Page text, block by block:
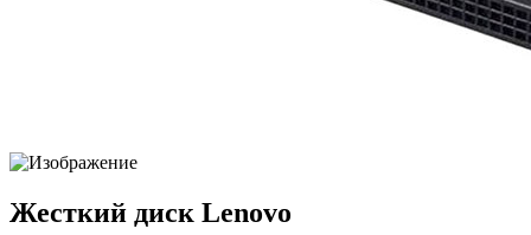
Жесткий диск Lenovo